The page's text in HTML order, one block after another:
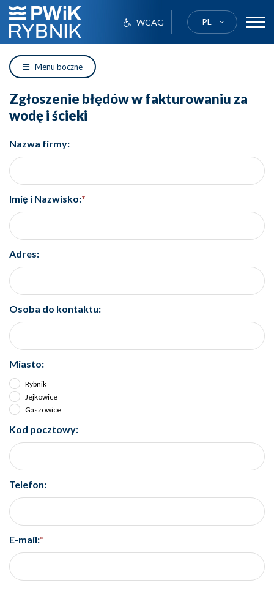
logo
WCAG PL
Menu boczne
Zgłoszenie błędów w fakturowaniu za
wodę i ścieki
Nazwa firmy:
Imię i Nazwisko:*
Adres:
Osoba do kontaktu:
Miasto:
Rybnik
Jejkowice
Gaszowice
Kod pocztowy:
Telefon:
E-mail:*